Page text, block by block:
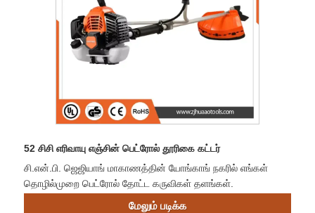
52 சிசி எரிவாயு எஞ்சின் பெட்ரோல் தூரிகை கட்டர்
சி.என்.பி. ஜெஜியாங் மாகாணத்தின் யோங்காங் நகரில் எங்கள்
தொழில்முறை பெட்ரோல் தோட்ட கருவிகள் தளங்கள்.
மேலும் படிக்க